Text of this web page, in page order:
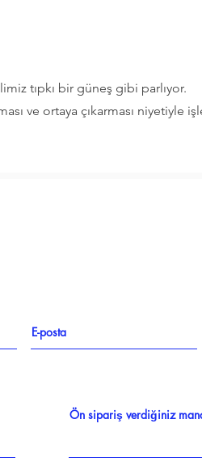
tıpkı bir güneş gibi parlıyor.
ve ortaya çıkarması niyetiyle